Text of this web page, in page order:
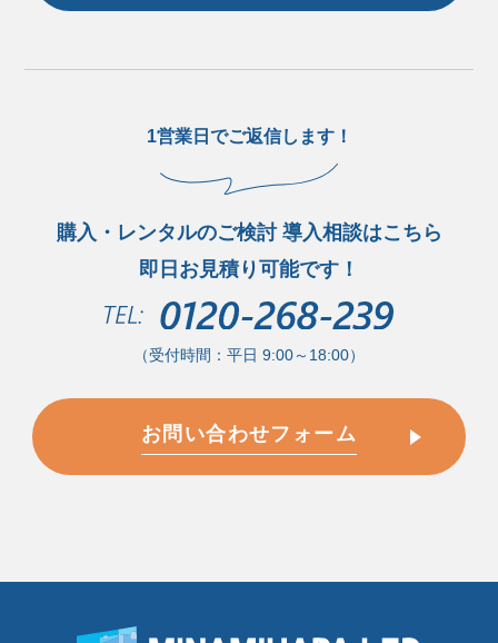
1営業日でご返信します！
購入・レンタルのご検討 導入相談はこちら
即日お見積り可能です！
（受付時間：平日 9:00～18:00）
お問い合わせフォーム